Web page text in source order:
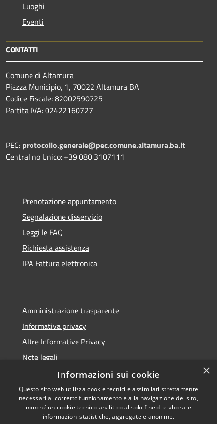
Luoghi
Eventi
CONTATTI
Comune di Altamura
Piazza Municipio, 1, 70022 Altamura BA
Codice Fiscale: 82002590725
Partita IVA: 02422160727
PEC: protocollo.generale@pec.comune.altamura.ba.it
Centralino Unico: +39 080 3107111
Prenotazione appuntamento
Segnalazione disservizio
Leggi le FAQ
Richiesta assistenza
IPA Fattura elettronica
Amministrazione trasparente
Informativa privacy
Altre Informative Privacy
Note legali
Dichiarazione di accessibilità
Copyright © 2026 • Comune di
×
Informazioni sui cookie
Questo sito web utilizza cookie tecnici e assimilati strettamente
necessari al corretto funzionamento e alla navigazione del sito,
nonché un cookie tecnico analitico al solo fine di elaborare
informazioni statistiche, aggregate e anonime.